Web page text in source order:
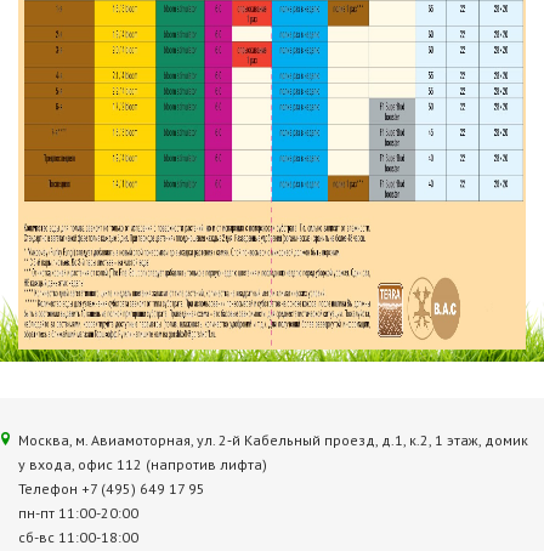
Москва, м. Авиамоторная, ул. 2‑й Кабельный проезд, д.1, к.2, 1 этаж, домик
у входа, офис 112 (напротив лифта)
Телефон +7 (495) 649 17 95
пн-пт 11:00-20:00
сб-вс 11:00-18:00